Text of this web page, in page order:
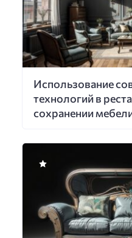
Использование
технологий в
сохранении